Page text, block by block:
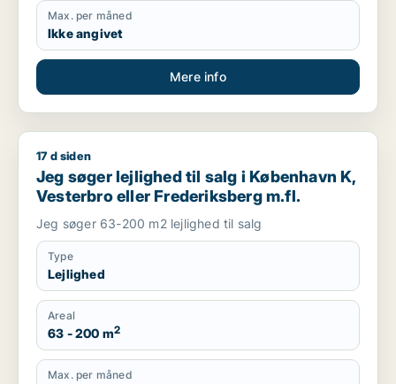
Max. per måned
Ikke angivet
Mere info
Jeg søger lejlighed til salg i København K, Vesterbro eller
17 d siden
Jeg søger lejlighed til salg i København K,
Vesterbro eller Frederiksberg m.fl.
Jeg søger 63-200 m2 lejlighed til salg
Type
Lejlighed
Areal
63 - 200 m2
Max. per måned